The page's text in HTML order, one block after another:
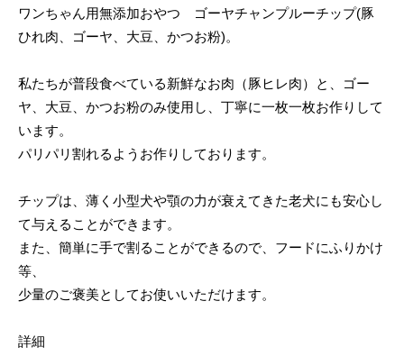
ワンちゃん用無添加おやつ ゴーヤチャンプルーチップ(豚
ひれ肉、ゴーヤ、大豆、かつお粉)。
私たちが普段食べている新鮮なお肉（豚ヒレ肉）と、ゴー
ヤ、大豆、かつお粉のみ使用し、丁寧に一枚一枚お作りして
います。
パリパリ割れるようお作りしております。
チップは、薄く小型犬や顎の力が衰えてきた老犬にも安心し
て与えることができます。
また、簡単に手で割ることができるので、フードにふりかけ
等、
少量のご褒美としてお使いいただけます。
詳細